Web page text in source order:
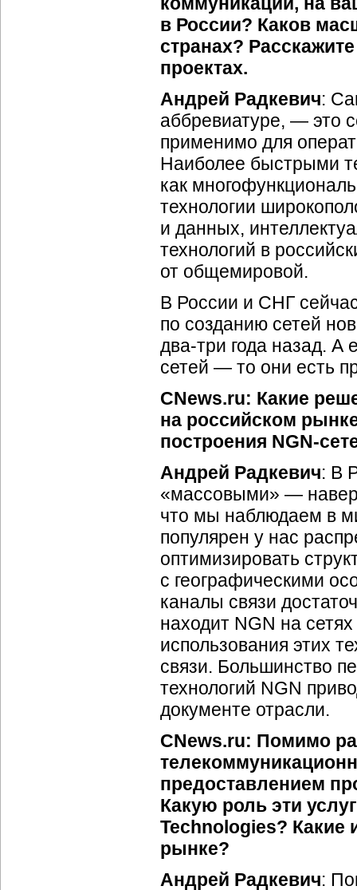
в России? Каков
странах?
проектах.
Андрей Радкевич:
аббревиатуре, — это
применимо для
Наиболее быстрыми
как
технологии
и данных,
технологий в
от общемировой.
В России и СНГ
по созданию сетей
два-три года назад. А
сетей — то они есть
CNews.ru: Какие
на российском
построения NGN-
Андрей Радкевич: В
«массовыми» —
что мы наблюдаем в
популярен у нас
оптимизировать
с географическими
каналы связи
находит NGN на
использования этих
связи. Большинство
технологий NGN
документе отрасли.
CNews.ru: Помимо
предоставлением
Какую роль эти
Technologies? Какие
рынке?
Андрей Радкевич: